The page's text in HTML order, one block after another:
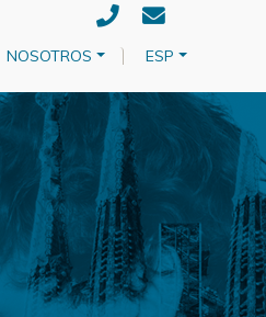
NOSOTROS ESP